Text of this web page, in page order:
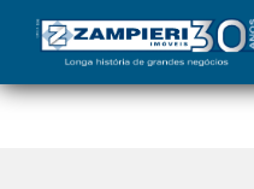
Início»Blog»